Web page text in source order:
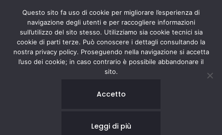
Questo sito fa uso di cookie per migliorare l’esperienza di
navigazione degli utenti e per raccogliere informazioni
sull’utilizzo del sito stesso. Utilizziamo sia cookie tecnici sia
cookie di parti terze. Può conoscere i dettagli consultando la
nostra privacy policy. Proseguendo nella navigazione si accetta
l’uso dei cookie; in caso contrario è possibile abbandonare il
sito.
Accetto
Leggi di più